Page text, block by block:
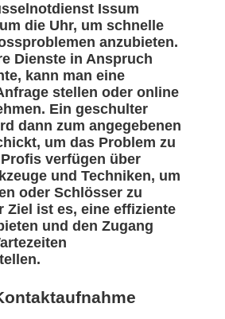
Issum
die Uhr, um schnelle
anzubieten.
Dienste in Anspruch
kann man eine
stellen oder online
Ein geschulter
dann zum angegebenen
um das Problem zu
verfügen über
und Techniken, um
oder Schlösser zu
Ziel ist es, eine effiziente
und den Zugang